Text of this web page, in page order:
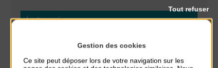
À noter aussi
Place du Général de Gaulle
Gestion des cookies
Ce site peut déposer lors de votre navigation sur les
Tout refuser